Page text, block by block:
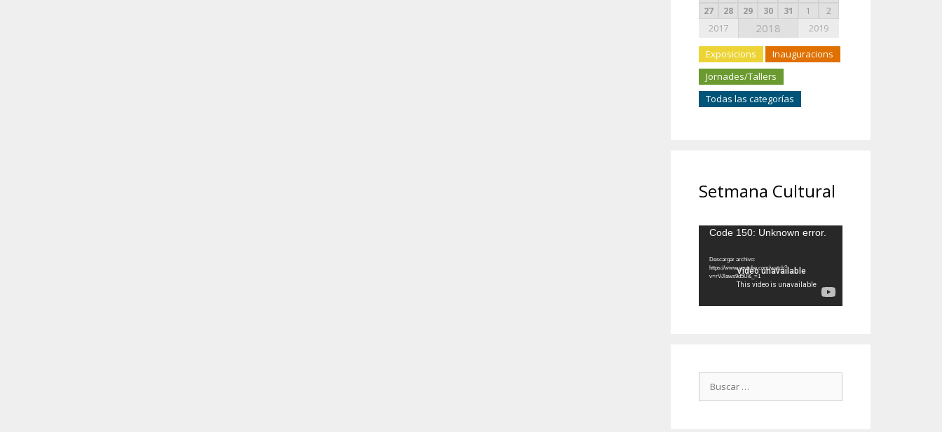
27
28 29 30 31 1 2
2017 2018 2019
Exposicions
Inauguracions
Jornades/Tallers
Todas las categorías
Setmana Cultural
Reproductor
vídeo
Code 150: Unknown error.
Descargar archivo:
https://www.youtube.com/watch?
v=rVJlaws9d5U&_=1